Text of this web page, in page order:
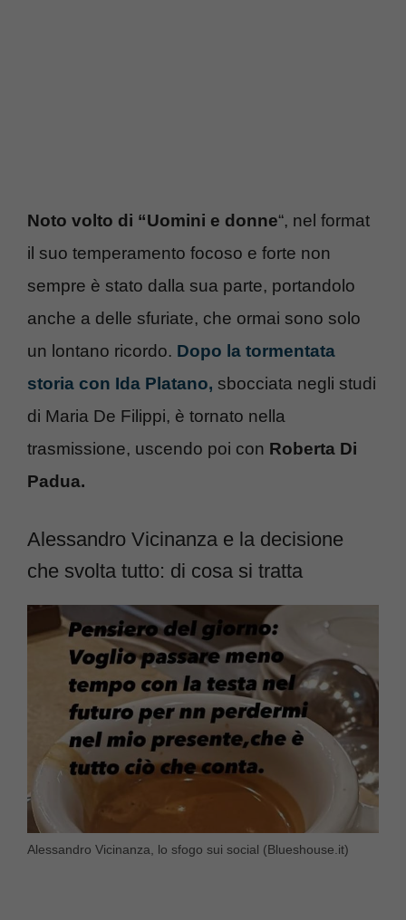
Noto volto di “Uomini e donne“, nel format
il suo temperamento focoso e forte non
sempre è stato dalla sua parte, portandolo
anche a delle sfuriate, che ormai sono solo
un lontano ricordo. Dopo la tormentata
storia con Ida Platano, sbocciata negli studi
di Maria De Filippi, è tornato nella
trasmissione, uscendo poi con Roberta Di
Padua.
Alessandro Vicinanza e la decisione
che svolta tutto: di cosa si tratta
Alessandro Vicinanza, lo sfogo sui social (Blueshouse.it)